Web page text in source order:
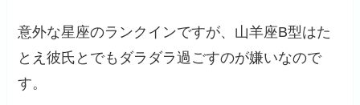
意外な星座のランクインですが、山羊座B型はた
とえ彼氏とでもダラダラ過ごすのが嫌いなので
す。